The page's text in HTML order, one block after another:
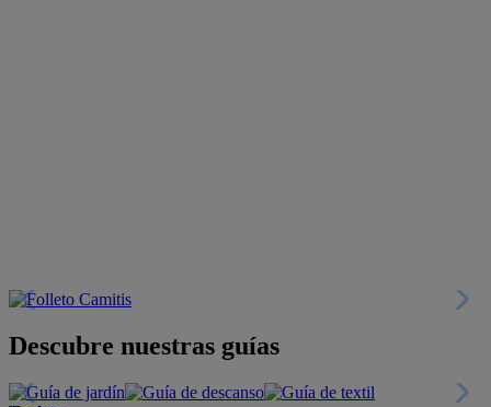
Descubre nuestras guías